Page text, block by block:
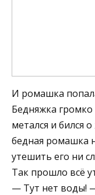
И ромашка
Бедняжка
метался и бился
бедная ромашка
утешить его ни
Так прошло всё
— Тут нет воды!